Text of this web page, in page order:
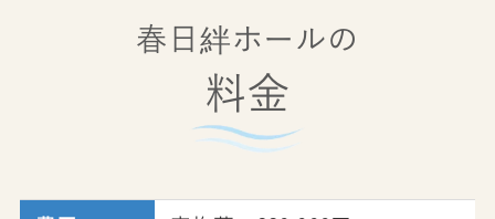
春日絆ホールの
料金